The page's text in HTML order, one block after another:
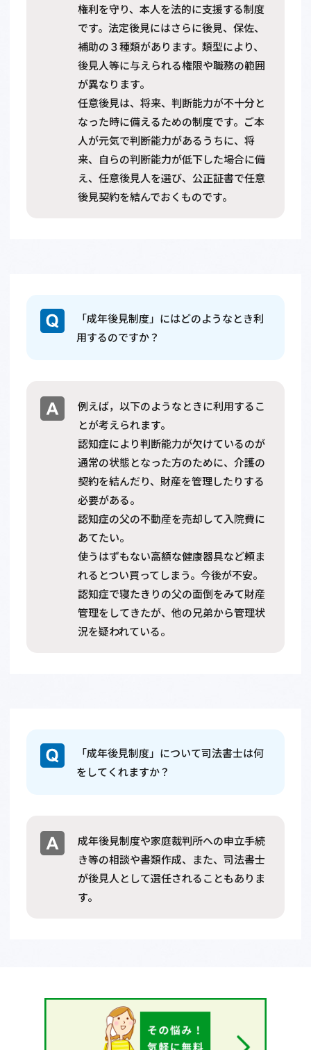
権利を守り、本人を法的に支援する制度
です。法定後見にはさらに後見、保佐、
補助の３種類があります。類型により、
後見人等に与えられる権限や職務の範囲
が異なります。
任意後見は、将来、判断能力が不十分と
なった時に備えるための制度です。ご本
人が元気で判断能力があるうちに、将
来、自らの判断能力が低下した場合に備
え、任意後見人を選び、公正証書で任意
後見契約を結んでおくものです。
「成年後見制度」にはどのようなとき利
用するのですか？
例えば，以下のようなときに利用するこ
とが考えられます。
認知症により判断能力が欠けているのが
通常の状態となった方のために、介護の
契約を結んだり、財産を管理したりする
必要がある。
認知症の父の不動産を売却して入院費に
あてたい。
使うはずもない高額な健康器具など頼ま
れるとつい買ってしまう。今後が不安。
認知症で寝たきりの父の面倒をみて財産
管理をしてきたが、他の兄弟から管理状
況を疑われている。
「成年後見制度」について司法書士は何
をしてくれますか？
成年後見制度や家庭裁判所への申立手続
き等の相談や書類作成、また、司法書士
が後見人として選任されることもありま
す。